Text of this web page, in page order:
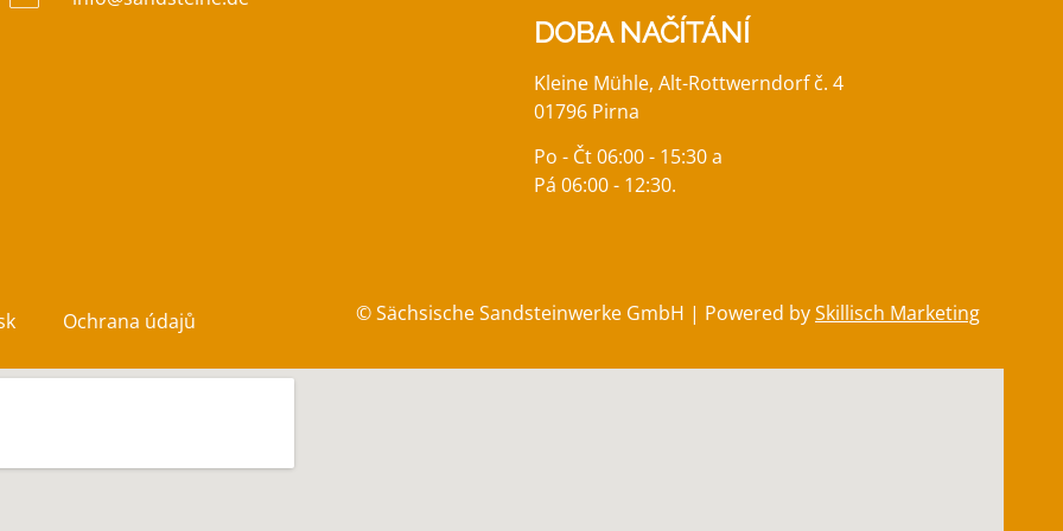
DOBA NAČÍTÁNÍ
Kleine Mühle, Alt-Rottwerndorf č. 4
01796 Pirna
Po - Čt 06:00 - 15:30 a
Pá 06:00 - 12:30.
Ochrana údajů © Sächsische Sandsteinwerke GmbH | Powered bySkillisch Marketing